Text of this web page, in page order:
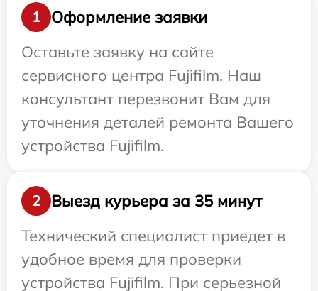
1
Оформление заявки
Оставьте заявку на сайте
сервисного центра Fujifilm. Наш
консультант перезвонит Вам для
уточнения деталей ремонта Вашего
устройства Fujifilm.
2
Выезд курьера за 35 минут
Технический специалист приедет в
удобное время для проверки
устройства Fujifilm. При серьезной